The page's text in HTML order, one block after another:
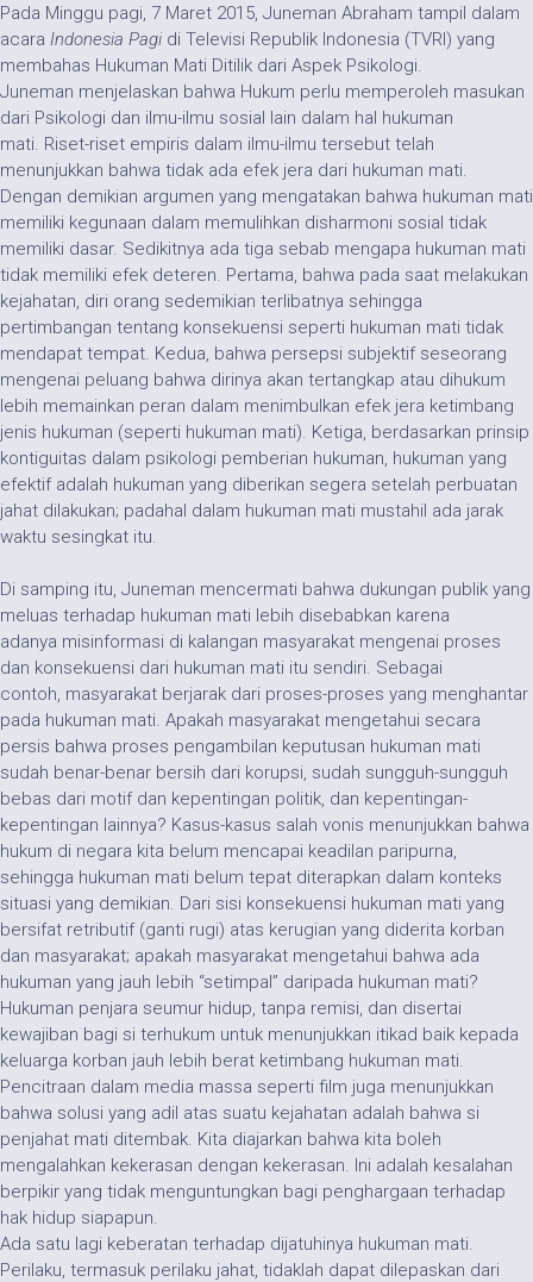
Pada Minggu pagi, 7 Maret 2015, Juneman Abraham tampil dalam
acara Indonesia Pagi di Televisi Republik Indonesia (TVRI) yang
membahas Hukuman Mati Ditilik dari Aspek Psikologi.
Juneman menjelaskan bahwa Hukum perlu memperoleh masukan
dari Psikologi dan ilmu-ilmu sosial lain dalam hal hukuman
mati. Riset-riset empiris dalam ilmu-ilmu tersebut telah
menunjukkan bahwa tidak ada efek jera dari hukuman mati.
Dengan demikian argumen yang mengatakan bahwa hukuman mati
memiliki kegunaan dalam memulihkan disharmoni sosial tidak
memiliki dasar. Sedikitnya ada tiga sebab mengapa hukuman mati
tidak memiliki efek deteren. Pertama, bahwa pada saat melakukan
kejahatan, diri orang sedemikian terlibatnya sehingga
pertimbangan tentang konsekuensi seperti hukuman mati tidak
mendapat tempat. Kedua, bahwa persepsi subjektif seseorang
mengenai peluang bahwa dirinya akan tertangkap atau dihukum
lebih memainkan peran dalam menimbulkan efek jera ketimbang
jenis hukuman (seperti hukuman mati). Ketiga, berdasarkan prinsip
kontiguitas dalam psikologi pemberian hukuman, hukuman yang
efektif adalah hukuman yang diberikan segera setelah perbuatan
jahat dilakukan; padahal dalam hukuman mati mustahil ada jarak
waktu sesingkat itu.
Di samping itu, Juneman mencermati bahwa dukungan publik yang
meluas terhadap hukuman mati lebih disebabkan karena
adanya misinformasi di kalangan masyarakat mengenai proses
dan konsekuensi dari hukuman mati itu sendiri. Sebagai
contoh, masyarakat berjarak dari proses-proses yang menghantar
pada hukuman mati. Apakah masyarakat mengetahui secara
persis bahwa proses pengambilan keputusan hukuman mati
sudah benar-benar bersih dari korupsi, sudah sungguh-sungguh
bebas dari motif dan kepentingan politik, dan kepentingan-
kepentingan lainnya? Kasus-kasus salah vonis menunjukkan bahwa
hukum di negara kita belum mencapai keadilan paripurna,
sehingga hukuman mati belum tepat diterapkan dalam konteks
situasi yang demikian. Dari sisi konsekuensi hukuman mati yang
bersifat retributif (ganti rugi) atas kerugian yang diderita korban
dan masyarakat; apakah masyarakat mengetahui bahwa ada
hukuman yang jauh lebih “setimpal” daripada hukuman mati?
Hukuman penjara seumur hidup, tanpa remisi, dan disertai
kewajiban bagi si terhukum untuk menunjukkan itikad baik kepada
keluarga korban jauh lebih berat ketimbang hukuman mati.
Pencitraan dalam media massa seperti film juga menunjukkan
bahwa solusi yang adil atas suatu kejahatan adalah bahwa si
penjahat mati ditembak. Kita diajarkan bahwa kita boleh
mengalahkan kekerasan dengan kekerasan. Ini adalah kesalahan
berpikir yang tidak menguntungkan bagi penghargaan terhadap
hak hidup siapapun.
Ada satu lagi keberatan terhadap dijatuhinya hukuman mati.
Perilaku, termasuk perilaku jahat, tidaklah dapat dilepaskan dari